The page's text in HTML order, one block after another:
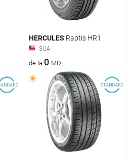
HERCULES Raptis HR1
SUA
de la 0 MDL